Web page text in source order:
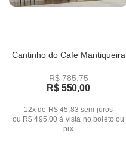
Cantinho do Cafe Mantiqueira
R$ 785,75
R$ 550,00
12x de R$ 45,83 sem juros
ou R$ 495,00 à vista no boleto ou
pix